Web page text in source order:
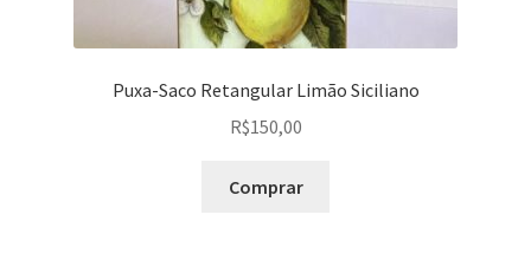
Puxa-Saco Retangular Limão Siciliano
R$150,00
Comprar